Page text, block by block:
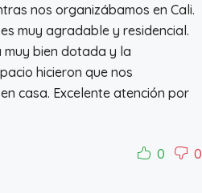
nos organizábamos en Cali.
muy agradable y residencial.
muy bien dotada y la
hicieron que nos
casa. Excelente atención por
0 0